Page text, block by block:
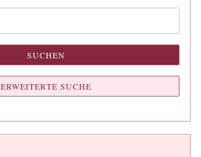
SUCHEN
ERWEITERTE SUCHE